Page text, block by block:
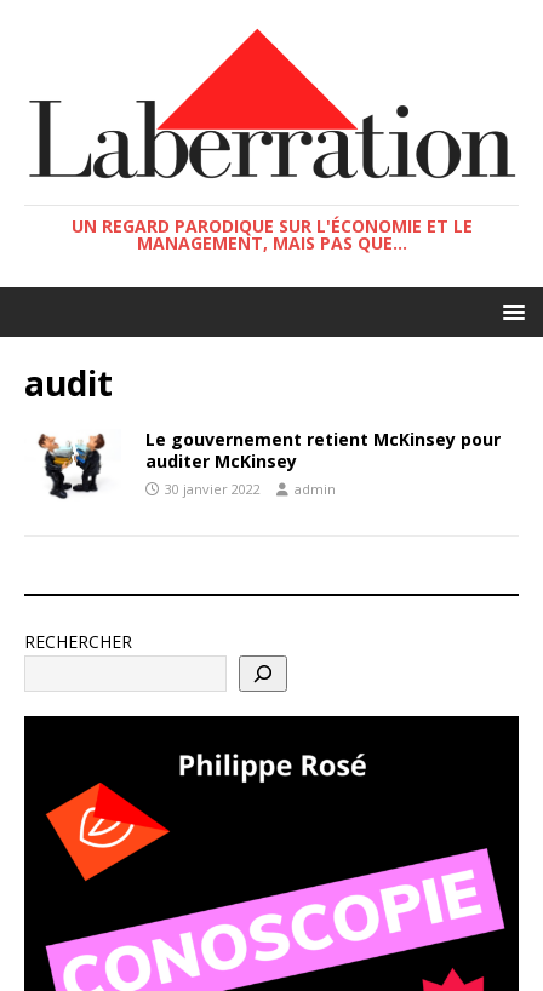
UN REGARD PARODIQUE SUR L'ÉCONOMIE ET LE
MANAGEMENT, MAIS PAS QUE...
audit
Le gouvernement retient McKinsey pour
auditer McKinsey
30 janvier 2022 admin
RECHERCHER